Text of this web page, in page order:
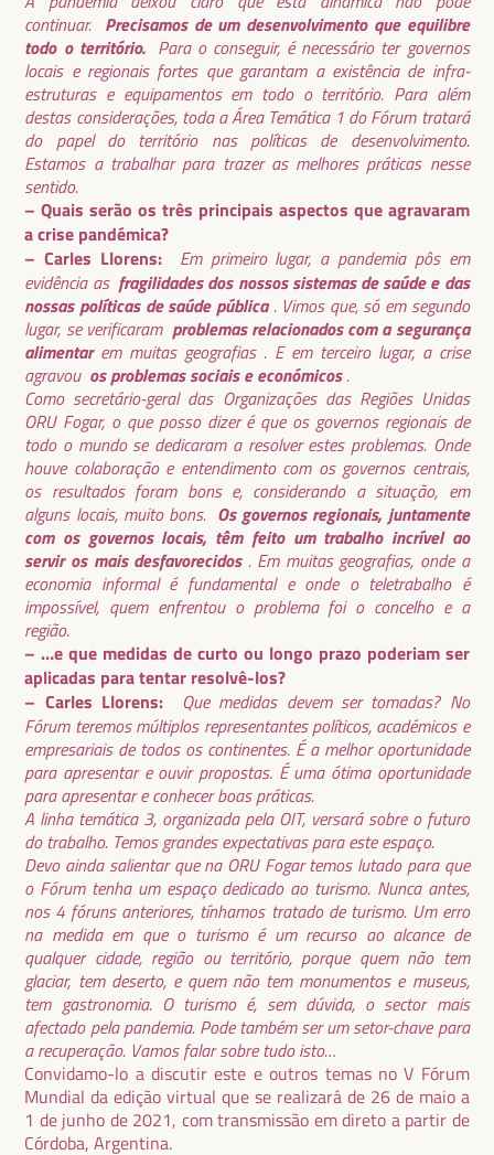
continuar. Precisamos de um desenvolvimento que equilibre
todo o território.Para o conseguir, é necessário ter governos
locais e regionais fortes que garantam a existência de infra-
estruturas e equipamentos em todo o território. Para além
destas considerações, toda a Área Temática 1 do Fórum tratará
do papel do território nas políticas de desenvolvimento.
Estamos a trabalhar para trazer as melhores práticas nesse
sentido.
– Quais serão os três principais aspectos que agravaram
a crise pandémica?
– Carles Llorens:
Em primeiro lugar, a pandemia pôs em
evidência as fragilidades dos nossos sistemas de saúde e das
nossas políticas de saúde pública. Vimos que, só em segundo
lugar, se verificaram problemas relacionados com a segurança
alimentarem muitas geografias . E em terceiro lugar, a crise
agravou os problemas sociais e económicos.
Como secretário-geral das Organizações das Regiões Unidas
ORU Fogar, o que posso dizer é que os governos regionais de
todo o mundo se dedicaram a resolver estes problemas. Onde
houve colaboração e entendimento com os governos centrais,
os resultados foram bons e, considerando a situação, em
alguns locais, muito bons. Os governos regionais, juntamente
com os governos locais, têm feito um trabalho incrível ao
servir os mais desfavorecidos. Em muitas geografias, onde a
economia informal é fundamental e onde o teletrabalho é
impossível, quem enfrentou o problema foi o concelho e a
região.
– …e que medidas de curto ou longo prazo poderiam ser
aplicadas para tentar resolvê-los?
– Carles Llorens: Que medidas devem ser tomadas? No
Fórum teremos múltiplos representantes políticos, académicos e
empresariais de todos os continentes. É a melhor oportunidade
para apresentar e ouvir propostas. É uma ótima oportunidade
para apresentar e conhecer boas práticas.
A linha temática 3, organizada pela OIT, versará sobre o futuro
do trabalho. Temos grandes expectativas para este espaço.
Devo ainda salientar que na ORU Fogar temos lutado para que
o Fórum tenha um espaço dedicado ao turismo. Nunca antes,
nos 4 fóruns anteriores, tínhamos tratado de turismo. Um erro
na medida em que o turismo é um recurso ao alcance de
qualquer cidade, região ou território, porque quem não tem
glaciar, tem deserto, e quem não tem monumentos e museus,
tem gastronomia. O turismo é, sem dúvida, o sector mais
afectado pela pandemia. Pode também ser um setor-chave para
a recuperação. Vamos falar sobre tudo isto…
Convidamo-lo a discutir este e outros temas no V Fórum
Mundial da edição virtual que se realizará de 26 de maio a
1 de junho de 2021, com transmissão em direto a partir de
Córdoba, Argentina.